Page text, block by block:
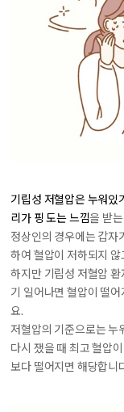
기립성 저혈압은 누워있
리가 핑 도는 느낌을 받
정상인의 경우에는 갑자
하여 혈압이 저하되지 않
하지만 기립성 저혈압
기 일어나면 혈압이 떨
요.
저혈압의 기준으로는 누
다시 쟀을 때 최고 혈압
보다 떨어지면 해당합니